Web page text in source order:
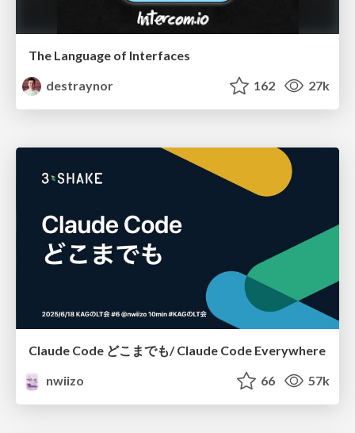
The Language of Interfaces
destraynor
162 27k
Claude Code どこまでも/ Claude Code Everywhere
nwiizo
66 57k